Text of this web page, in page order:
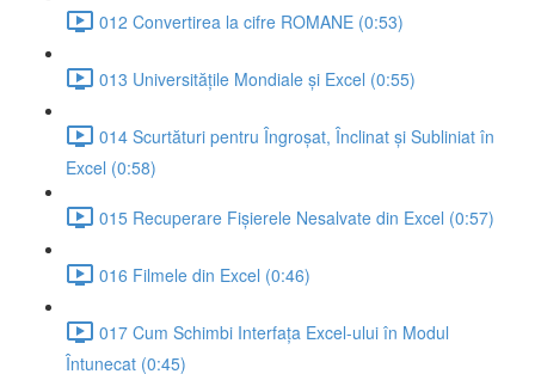
012 Convertirea la cifre ROMANE (0:53)
013 Universitățile Mondiale și Excel (0:55)
014 Scurtături pentru Îngroșat, Înclinat și Subliniat în
Excel (0:58)
015 Recuperare Fișierele Nesalvate din Excel (0:57)
016 Filmele din Excel (0:46)
017 Cum Schimbi Interfața Excel-ului în Modul
Întunecat (0:45)